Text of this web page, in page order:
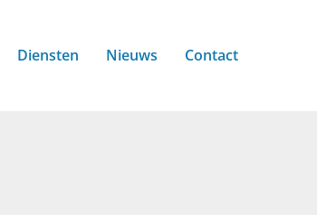
Diensten Nieuws Contact